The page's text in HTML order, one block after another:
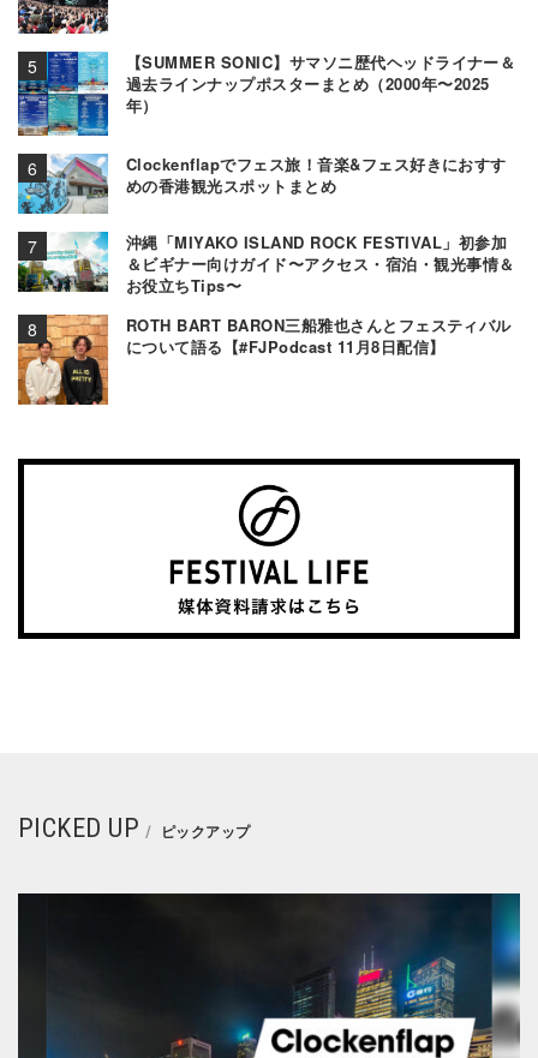
【SUMMER SONIC】サマソニ歴代ヘッドライナー＆
過去ラインナップポスターまとめ（2000年〜2025
年）
Clockenflapでフェス旅！音楽&フェス好きにおすす
めの香港観光スポットまとめ
沖縄「MIYAKO ISLAND ROCK FESTIVAL」初参加
＆ビギナー向けガイド〜アクセス・宿泊・観光事情＆
お役立ちTips〜
ROTH BART BARON三船雅也さんとフェスティバル
について語る【#FJPodcast 11月8日配信】
PICKED UP ピックアップ